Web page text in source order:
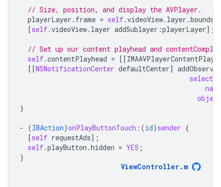
// Size, position, and display the AVPlayer.
playerLayer . frame = self.videoView. layer .bounds
[self.videoView. layer addSublayer :playerLayer];
// Set up our content playhead and
self.contentPlayhead = [[
[[NSNotificationCenter defaultCenter] addObserver
selector
name
object
}
- (IBAction)onPlayButtonTouch: (id) sender {
[self requestAds];
self.playButton .hidden = YES ;
}
ViewController. m